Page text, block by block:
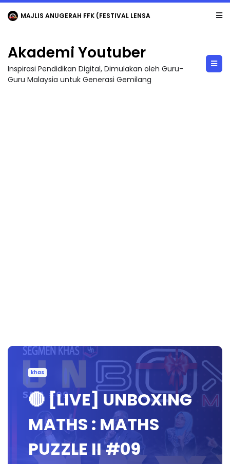
MAJLIS ANUGERAH FFK (FESTIVAL LENSA PENDIDIKAN - FLeP) 2026
Akademi Youtuber
Inspirasi Pendidikan Digital, Dimulakan oleh Guru-
Guru Malaysia untuk Generasi Gemilang
khas
🔴 [LIVE] UNBOXING
MATHS : MATHS
PUZZLE II #09